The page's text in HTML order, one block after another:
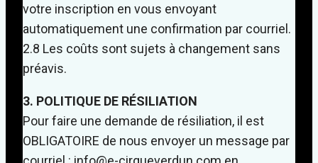
votre inscription en vous envoyant
automatiquement une confirmation par courriel.
2.8 Les coûts sont sujets à changement sans
préavis.
3. POLITIQUE DE RÉSILIATION
Pour faire une demande de résiliation, il est
OBLIGATOIRE de nous envoyer un message par